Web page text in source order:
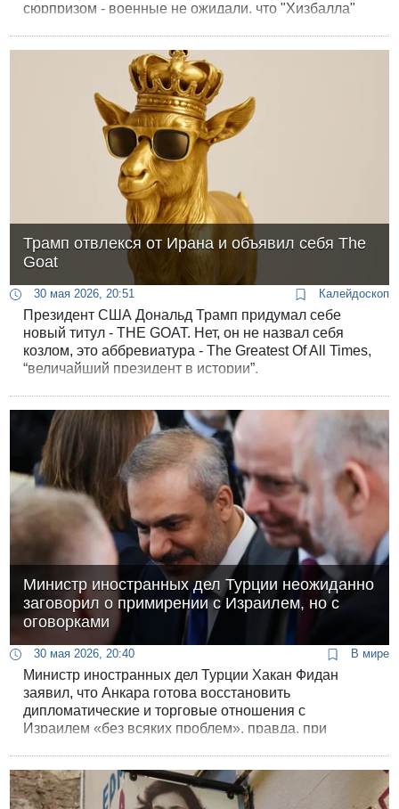
сюрпризом - военные не ожидали, что "Хизбалла"
Трамп отвлекся от Ирана и объявил себя The
Goat
30 мая 2026, 20:51 Калейдоскоп
Президент США Дональд Трамп придумал себе
новый титул - THE GOAT. Нет, он не назвал себя
козлом, это аббревиатура - The Greatest Of All Times,
“величайший президент в истории”.
Министр иностранных дел Турции неожиданно
заговорил о примирении с Израилем, но с
оговорками
30 мая 2026, 20:40 В мире
Министр иностранных дел Турции Хакан Фидан
заявил, что Анкара готова восстановить
дипломатические и торговые отношения с
Израилем «без всяких проблем», правда, при